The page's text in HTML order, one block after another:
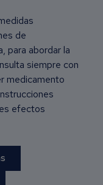
de
para abordar la
siempre con
medicamento
efectos